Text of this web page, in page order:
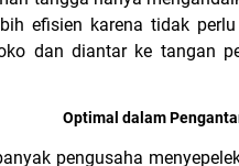
efisien karena tidak
dan diantar ke tangan
Optimal dalam
pengusaha